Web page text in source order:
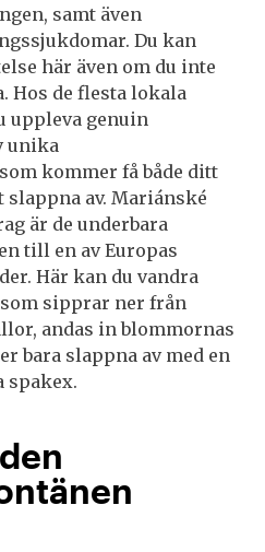
samt även
Du kan
här även om du inte
Hos de flesta lokala
uppleva genuin
unika
kommer få både ditt
av. Mariánské
är de underbara
till en av Europas
Här kan du vandra
sipprar ner från
andas in blommornas
bara slappna av med en
spakex.